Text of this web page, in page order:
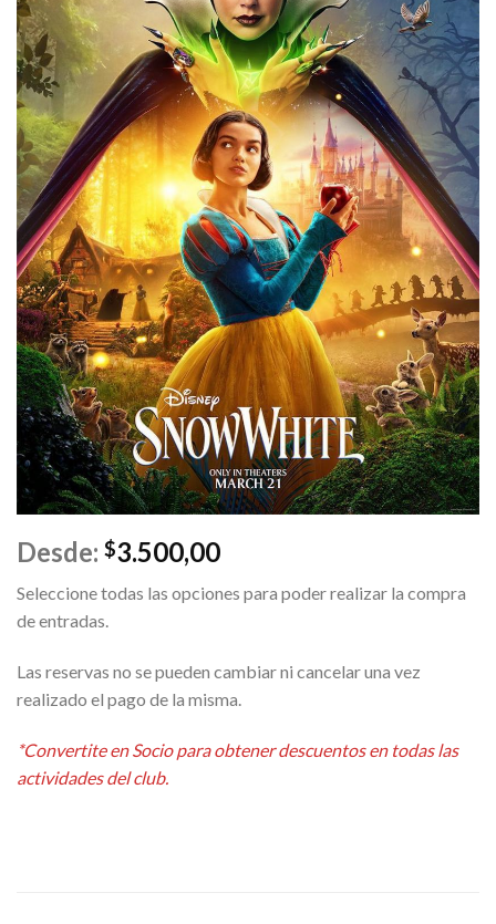
Desde: $3.500,00
Seleccione todas las opciones para poder realizar la compra
de entradas.
Las reservas no se pueden cambiar ni cancelar una vez
realizado el pago de la misma.
Alternative:
*Convertite en Socio para obtener descuentos en todas las
actividades del club.